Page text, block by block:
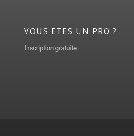
VOUS ETES UN PRO ?